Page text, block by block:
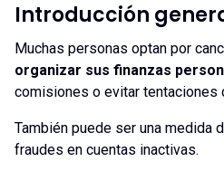
Introducción
Muchas personas optan por
organizar sus finanzas
comisiones o evitar tentaciones
También puede ser una medida
fraudes en cuentas inactivas.